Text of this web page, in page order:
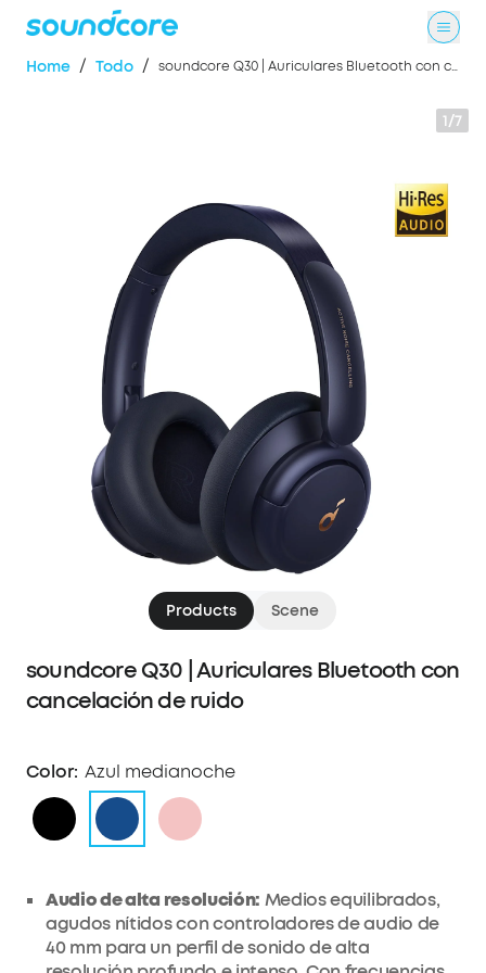
Home / Todo / soundcore Q30 | Auriculares Bluetooth con cancelación de ruido
1/7
Products Scene
soundcore Q30 | Auriculares Bluetooth con
cancelación de ruido
Color: Azul medianoche
Audio de alta resolución: Medios equilibrados,
agudos nítidos con controladores de audio de
40 mm para un perfil de sonido de alta